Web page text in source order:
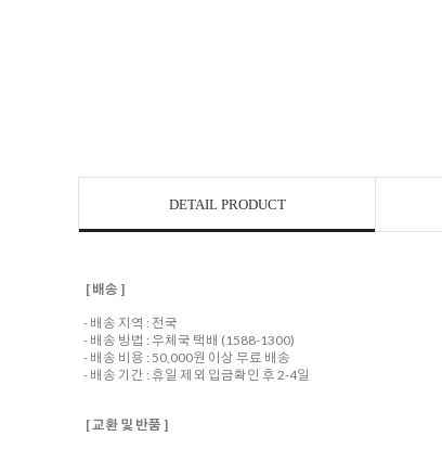
DETAIL PRODUCT
[ 배송 ]
- 배송 지역 : 전국
- 배송 방법 : 우체국 택배 (1588-1300)
- 배송 비용 : 50,000원 이상 무료 배송
- 배송 기간 : 휴일 제외 입금확인 후 2-4일
[ 교환 및 반품 ]